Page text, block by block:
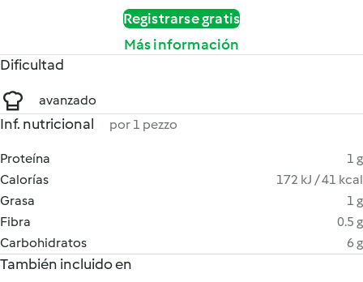
Registrarse gratis
Más información
Dificultad
avanzado
Inf. nutricional por 1 pezzo
Proteína
1 g
Calorías
172 kJ / 41 kcal
Grasa
1 g
Fibra
0.5 g
Carbohidratos
6 g
También incluido en